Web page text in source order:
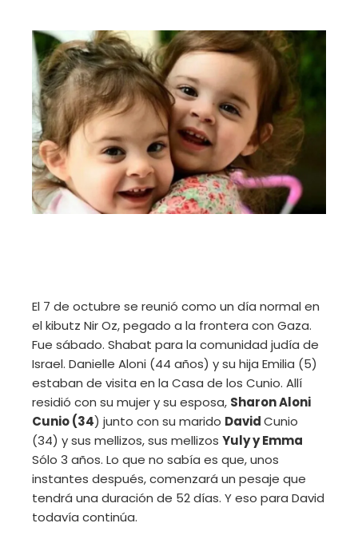
El 7 de octubre se reunió como un día normal en
el kibutz Nir Oz, pegado a la frontera con Gaza.
Fue sábado. Shabat para la comunidad judía de
Israel. Danielle Aloni (44 años) y su hija Emilia (5)
estaban de visita en la Casa de los Cunio. Allí
residió con su mujer y su esposa, Sharon Aloni
Cunio (34) junto con su marido DavidCunio
(34) y sus mellizos, sus mellizos Yuly y Emma
Sólo 3 años. Lo que no sabía es que, unos
instantes después, comenzará un pesaje que
tendrá una duración de 52 días. Y eso para David
todavía continúa.